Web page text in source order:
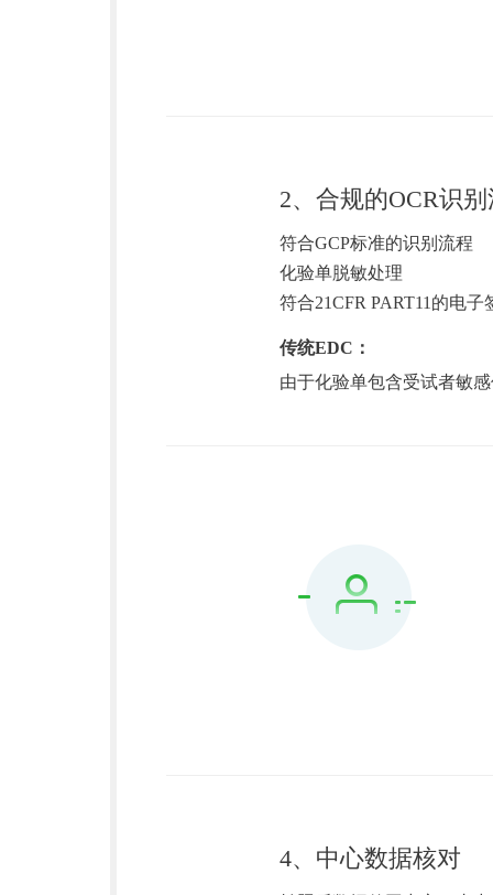
2、合规的OCR识
符合GCP标准的识别流程
化验单脱敏处理
符合21CFR PART11的电
传统EDC：
由于化验单包含受试者敏
4、中心数据核对